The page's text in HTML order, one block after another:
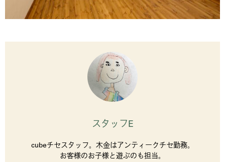
スタッフE
cubeチセスタッフ。木金はアンティークチセ勤務。
お客様のお子様と遊ぶのも担当。